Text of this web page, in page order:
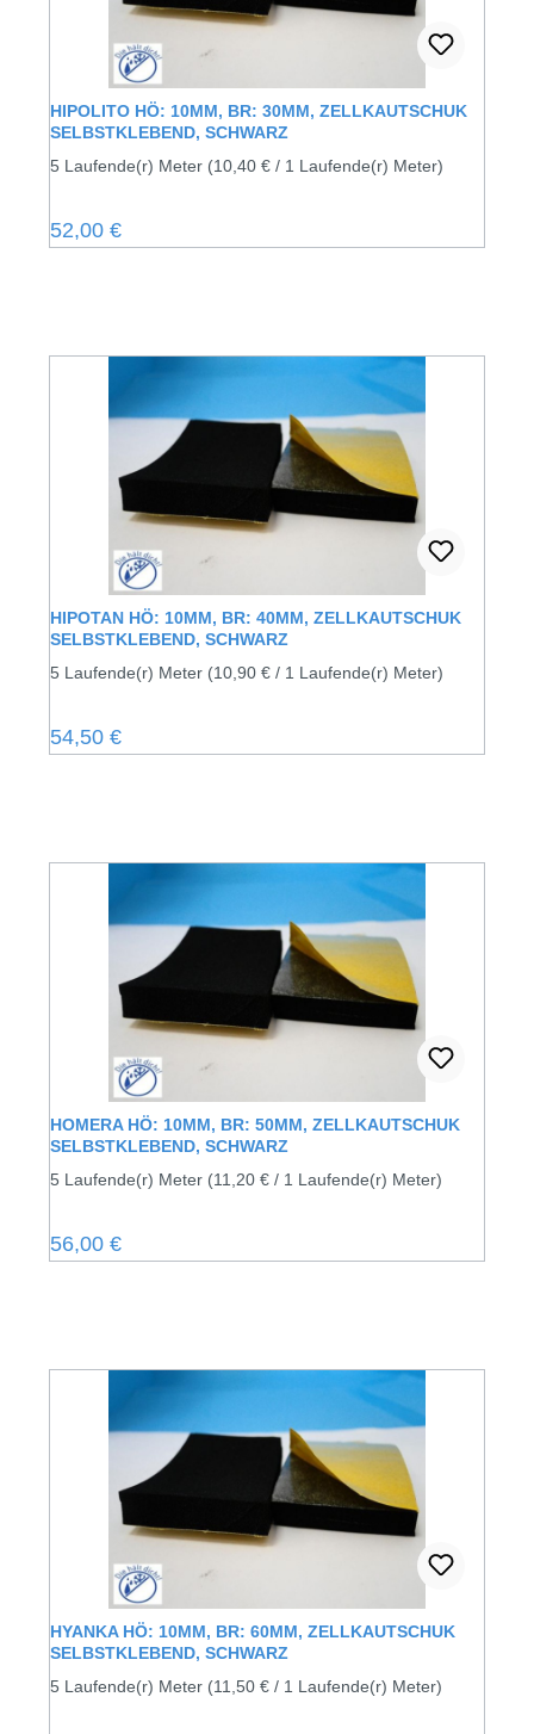
HIPOLITO HÖ: 10MM, BR: 30MM, ZELLKAUTSCHUK
SELBSTKLEBEND, SCHWARZ
5 Laufende(r) Meter (10,40 € / 1 Laufende(r) Meter)
Regulärer Preis:
52,00 €
HIPOTAN HÖ: 10MM, BR: 40MM, ZELLKAUTSCHUK
SELBSTKLEBEND, SCHWARZ
5 Laufende(r) Meter (10,90 € / 1 Laufende(r) Meter)
Regulärer Preis:
54,50 €
HOMERA HÖ: 10MM, BR: 50MM, ZELLKAUTSCHUK
SELBSTKLEBEND, SCHWARZ
5 Laufende(r) Meter (11,20 € / 1 Laufende(r) Meter)
Regulärer Preis:
56,00 €
HYANKA HÖ: 10MM, BR: 60MM, ZELLKAUTSCHUK
SELBSTKLEBEND, SCHWARZ
5 Laufende(r) Meter (11,50 € / 1 Laufende(r) Meter)